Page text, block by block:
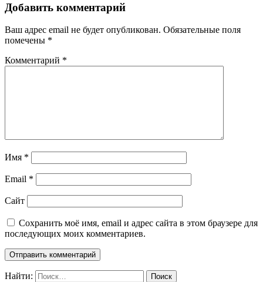
Добавить комментарий
Ваш адрес email не будет опубликован. Обязательные поля
помечены *
Комментарий *
Имя *
Email *
Сайт
Сохранить моё имя, email и адрес сайта в этом браузере для
последующих моих комментариев.
Найти: